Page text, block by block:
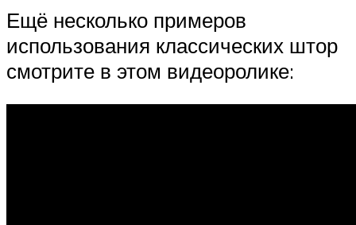
Ещё несколько примеров
использования классических штор
смотрите в этом видеоролике: